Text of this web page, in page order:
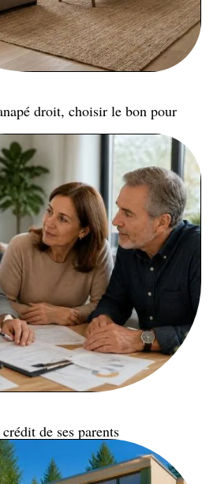
droit, choisir le bon pour
de ses parents